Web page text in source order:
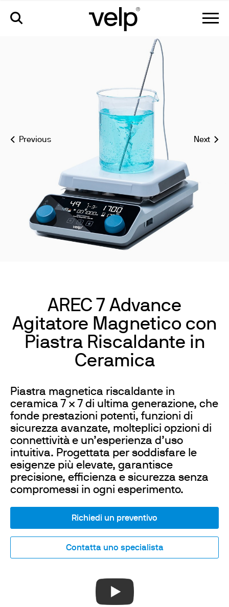
ceramica
AREC 7 Advance
Agitatore Magnetico con
Piastra Riscaldante in
Ceramica
Piastra magnetica riscaldante in
ceramica 7 × 7 di ultima generazione, che
fonde prestazioni potenti, funzioni di
sicurezza avanzate, molteplici opzioni di
connettività e un’esperienza d’uso
intuitiva. Progettata per soddisfare le
esigenze più elevate, garantisce
precisione, efficienza e sicurezza senza
compromessi in ogni esperimento.
Richiedi un preventivo
Contatta uno specialista